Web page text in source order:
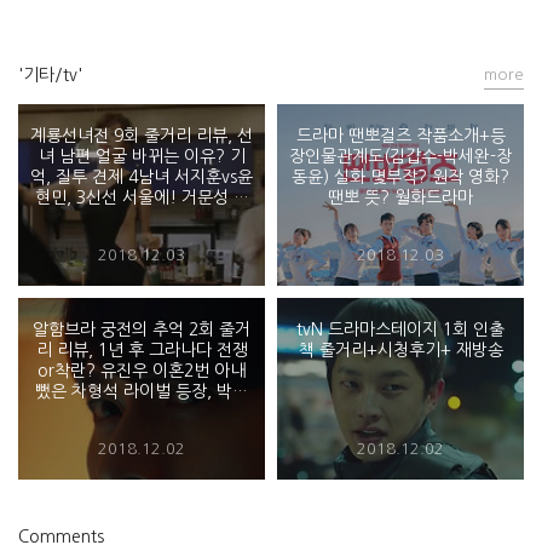
'기타/tv'
계룡선녀전 9회 줄거리 리뷰, 선
녀 남편 얼굴 바뀌는 이유? 기
억, 질투 견제 4남녀 서지훈vs윤
현민, 3신선 서울에! 거문성 영
혼-사슴 과거 목격? 이함숙 코
믹, 방패신선단 페이크러브
2018.12.03
드라마 땐뽀걸즈 작품소개+등
장인물관계도(김갑수-박세완-장
동윤) 실화 몇부작? 원작 영화?
땐뽀 뜻? 월화드라마
2018.12.03
알함브라 궁전의 추억 2회 줄거
리 리뷰, 1년 후 그라나다 전쟁
or착란? 유진우 이혼2번 아내
뺐은 차형석 라이벌 등장, 박신
혜 남사친 상범, 현빈 차 시계 렉
2018.12.02
tvN 드라마스테이지 1회 인출
책 줄거리+시청후기+ 재방송
2018.12.02
more
Comments